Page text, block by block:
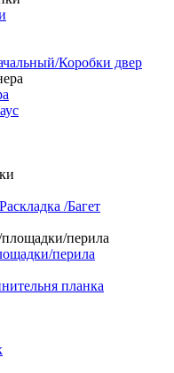
Коробки двер
/Багет
перила
планка